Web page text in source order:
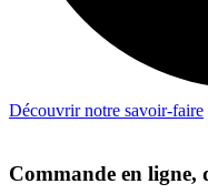
Découvrir notre savoir-faire
Commande en ligne,